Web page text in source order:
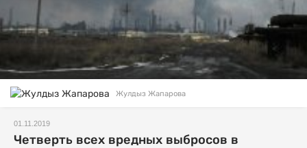
Жулдыз Жапарова
01.11.2019
Четверть всех вредных выбросов в